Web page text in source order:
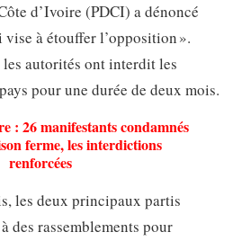
d’Ivoire (PDCI) a dénoncé
à étouffer l’opposition ».
autorités ont interdit les
pour une durée de deux mois.
: 26 manifestants condamnés
ferme, les interdictions
renforcées
les deux principaux partis
des rassemblements pour